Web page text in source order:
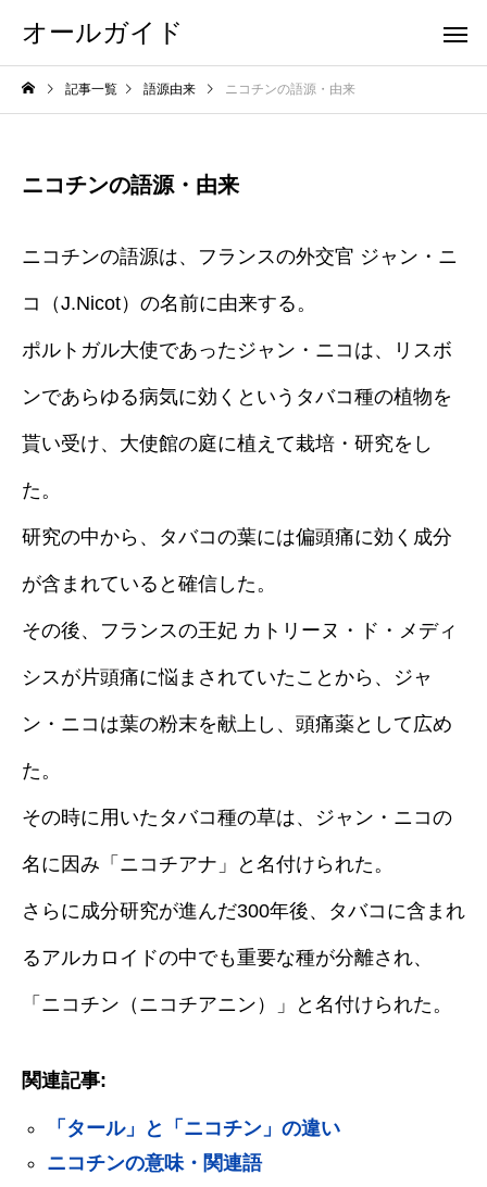
オールガイド
記事一覧 語源由来 ニコチンの語源・由来
ニコチンの語源・由来
ニコチンの語源は、フランスの外交官 ジャン・ニ
コ（J.Nicot）の名前に由来する。
ポルトガル大使であったジャン・ニコは、リスボ
ンであらゆる病気に効くというタバコ種の植物を
貰い受け、大使館の庭に植えて栽培・研究をし
た。
研究の中から、タバコの葉には偏頭痛に効く成分
が含まれていると確信した。
その後、フランスの王妃 カトリーヌ・ド・メディ
シスが片頭痛に悩まされていたことから、ジャ
ン・ニコは葉の粉末を献上し、頭痛薬として広め
た。
その時に用いたタバコ種の草は、ジャン・ニコの
名に因み「ニコチアナ」と名付けられた。
さらに成分研究が進んだ300年後、タバコに含まれ
るアルカロイドの中でも重要な種が分離され、
「ニコチン（ニコチアニン）」と名付けられた。
関連記事:
「タール」と「ニコチン」の違い
ニコチンの意味・関連語